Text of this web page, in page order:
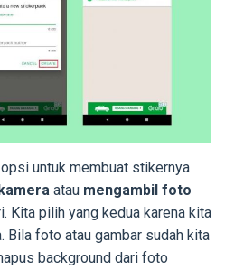
untuk membuat stikernya
atau mengambil foto
Kita pilih yang kedua karena kita
Bila foto atau gambar sudah kita
background dari foto